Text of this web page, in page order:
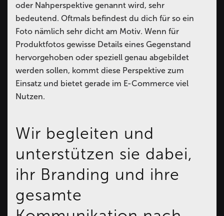
oder Nahperspektive genannt wird, sehr
bedeutend. Oftmals befindest du dich für so ein
Foto nämlich sehr dicht am Motiv. Wenn für
Produktfotos gewisse Details eines Gegenstand
hervorgehoben oder speziell genau abgebildet
werden sollen, kommt diese Perspektive zum
Einsatz und bietet gerade im E-Commerce viel
Nutzen.
Wir begleiten und
unterstützen sie dabei,
ihr Branding und ihre
gesamte